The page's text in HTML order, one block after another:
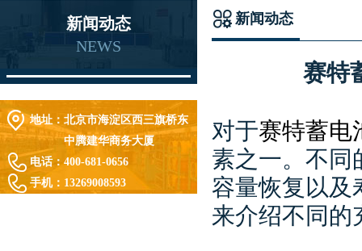
新闻动态
NEWS
地址： 北京市海淀区西三旗桥东
中腾建华商务大厦
电话： 400-681-0656
手机： 13269008593
新闻动态
赛特
对于赛特蓄电
素之一。不同
容量恢复以及
来介绍不同的